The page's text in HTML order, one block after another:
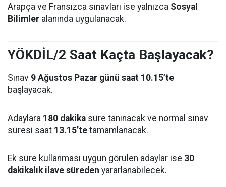
Arapça ve Fransızca sınavları ise yalnızca Sosyal
Bilimler alanında uygulanacak.
YÖKDİL/2 Saat Kaçta Başlayacak?
Sınav 9 Ağustos Pazar günü saat 10.15’te
başlayacak.
Adaylara 180 dakika süre tanınacak ve normal sınav
süresi saat 13.15’te tamamlanacak.
Ek süre kullanması uygun görülen adaylar ise 30
dakikalık ilave süreden yararlanabilecek.